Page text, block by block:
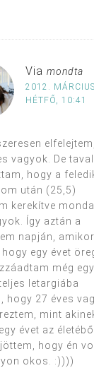
Via mondta
2012.
HÉTFŐ, 10:41
vagyok. De
hogy a
után (25,5)
kerekítve
Így aztán a
napján,
egy évet
még
letargiába
hogy 27 éves
mint
évet az
hogy én
okos. :))))